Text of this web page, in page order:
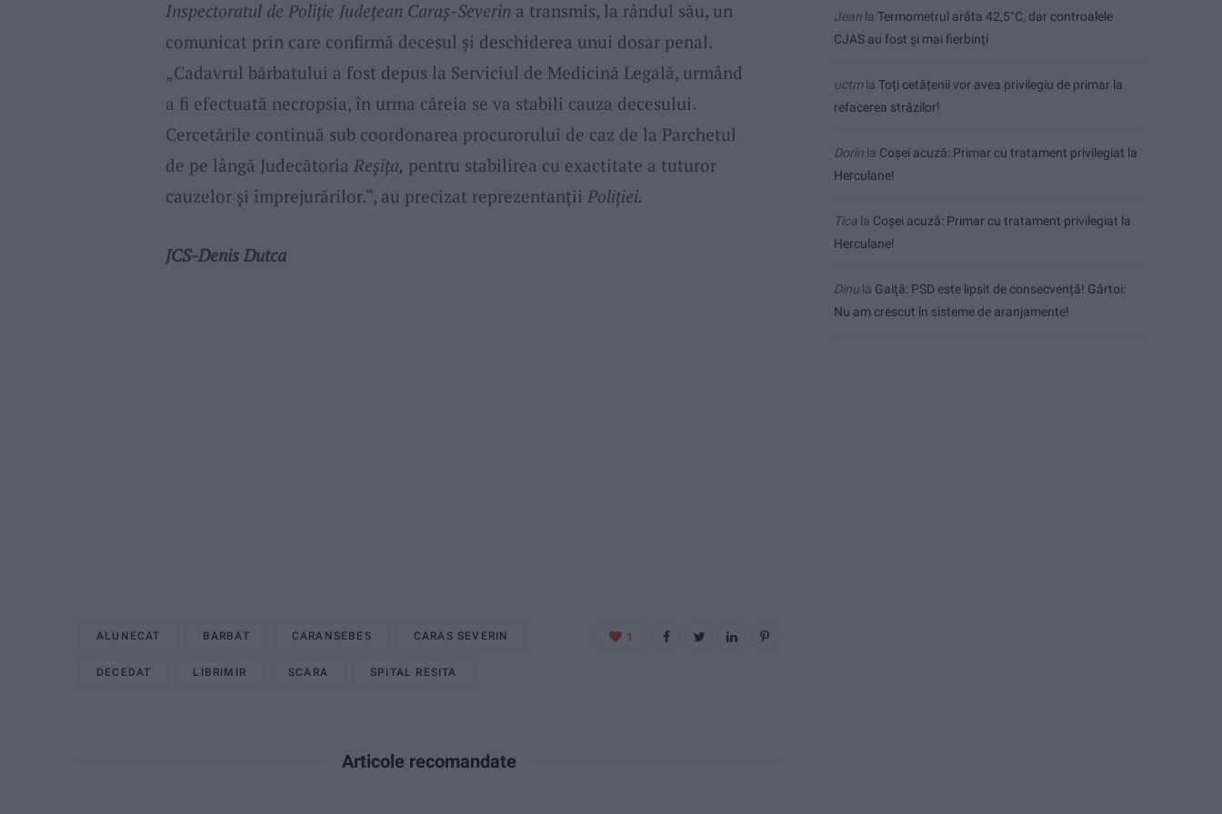
Inspectoratul de Poliție Județean Caraș-Severin a transmis, la rândul său, un
comunicat prin care confirmă decesul și deschiderea unui dosar penal.
„Cadavrul bărbatului a fost depus la Serviciul de Medicină Legală, urmând
a fi efectuată necropsia, în urma căreia se va stabili cauza decesului.
Cercetările continuă sub coordonarea procurorului de caz de la Parchetul
de pe lângă Judecătoria Reșița, pentru stabilirea cu exactitate a tuturor
cauzelor și împrejurărilor.“, au precizat reprezentanții Poliției.
JCS-Denis Dutca
ALUNECAT BARBAT CARANSEBES CARAS SEVERIN
DECEDAT LIBRIMIR SCARA SPITAL RESITA
1
Articole recomandate
Jean la Termometrul arăta 42,5°C, dar controalele
CJAS au fost și mai fierbinți
uctmla Toți cetățenii vor avea privilegiu de primar la
refacerea străzilor!
Dorin la Coșei acuză: Primar cu tratament privilegiat la
Herculane!
Tica la Coșei acuză: Primar cu tratament privilegiat la
Herculane!
Dinu la Gaiţă: PSD este lipsit de consecvență! Gârtoi:
Nu am crescut în sisteme de aranjamente!